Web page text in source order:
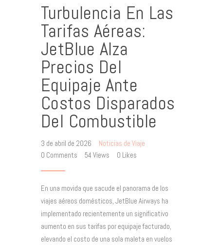
Turbulencia En Las
Tarifas Aéreas:
JetBlue Alza
Precios Del
Equipaje Ante
Costos Disparados
Del Combustible
3 de abril de 2026
Noticias de Viaje
0 Comments 54 Views 0 Likes
En una movida que sacude el panorama de los
viajes aéreos domésticos, JetBlue Airways ha
implementado recientemente un significativo
aumento en sus tarifas por equipaje facturado,
elevando el costo de una sola maleta en vuelos